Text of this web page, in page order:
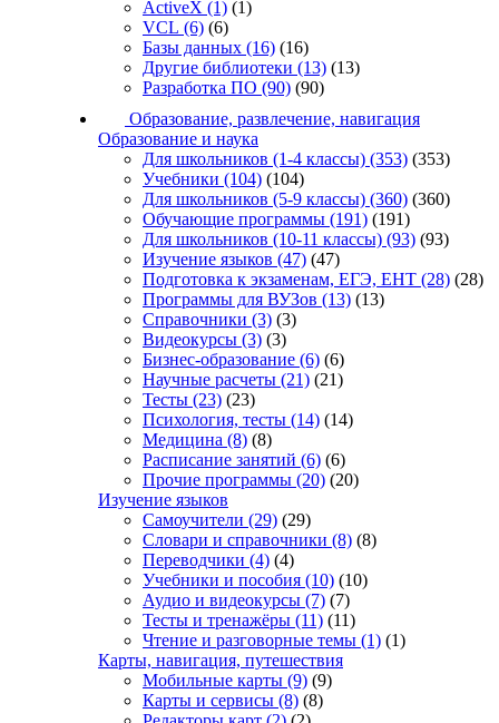
ActiveX (1) (1)
VCL (6) (6)
Базы данных (16) (16)
Другие библиотеки (13) (13)
Разработка ПО (90) (90)
Образование, развлечение, навигация
Образование и наука
Для школьников (1-4 классы) (353) (353)
Учебники (104) (104)
Для школьников (5-9 классы) (360) (360)
Обучающие программы (191) (191)
Для школьников (10-11 классы) (93) (93)
Изучение языков (47) (47)
Подготовка к экзаменам, ЕГЭ, ЕНТ (28) (28)
Программы для ВУЗов (13) (13)
Справочники (3) (3)
Видеокурсы (3) (3)
Бизнес-образование (6) (6)
Научные расчеты (21) (21)
Тесты (23) (23)
Психология, тесты (14) (14)
Медицина (8) (8)
Расписание занятий (6) (6)
Прочие программы (20) (20)
Изучение языков
Самоучители (29) (29)
Словари и справочники (8) (8)
Переводчики (4) (4)
Учебники и пособия (10) (10)
Аудио и видеокурсы (7) (7)
Тесты и тренажёры (11) (11)
Чтение и разговорные темы (1) (1)
Карты, навигация, путешествия
Мобильные карты (9) (9)
Карты и сервисы (8) (8)